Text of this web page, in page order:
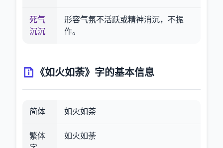
死气
沉沉
形容气氛不活跃或精神消沉，不振
作。
《如火如荼》字的基本信息
简体 如火如荼
繁体
如火如荼